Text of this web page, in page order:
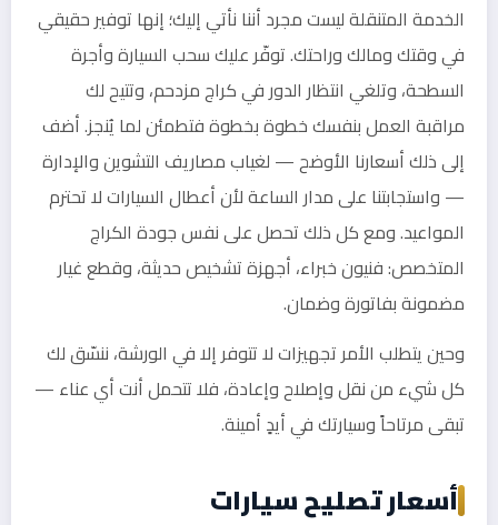
الخدمة المتنقلة ليست مجرد أننا نأتي إليك؛ إنها توفير حقيقي
في وقتك ومالك وراحتك. توفّر عليك سحب السيارة وأجرة
السطحة، وتلغي انتظار الدور في كراج مزدحم، وتتيح لك
مراقبة العمل بنفسك خطوة بخطوة فتطمئن لما يُنجز. أضف
إلى ذلك أسعارنا الأوضح — لغياب مصاريف التشوين والإدارة
— واستجابتنا على مدار الساعة لأن أعطال السيارات لا تحترم
المواعيد. ومع كل ذلك تحصل على نفس جودة الكراج
المتخصص: فنيون خبراء، أجهزة تشخيص حديثة، وقطع غيار
مضمونة بفاتورة وضمان.
وحين يتطلب الأمر تجهيزات لا تتوفر إلا في الورشة، ننسّق لك
كل شيء من نقل وإصلاح وإعادة، فلا تتحمل أنت أي عناء —
تبقى مرتاحاً وسيارتك في أيدٍ أمينة.
أسعار تصليح سيارات